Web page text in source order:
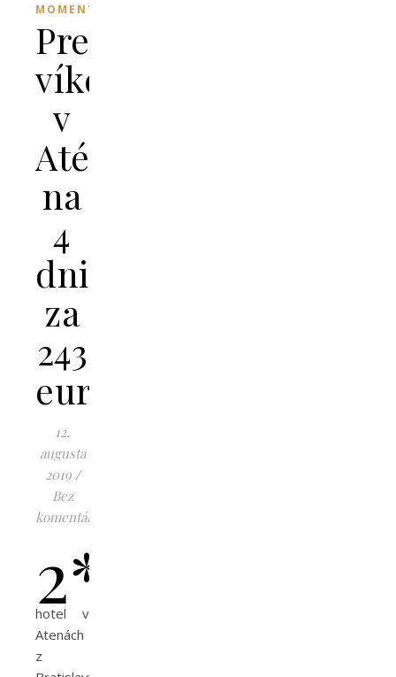
MOMENT
Predĺžený
víkend
v
Aténach
na
4
dni
za
243
eur
12.
augusta
2019 /
Bez
komentárov
2*
hotel v
Atenách
z